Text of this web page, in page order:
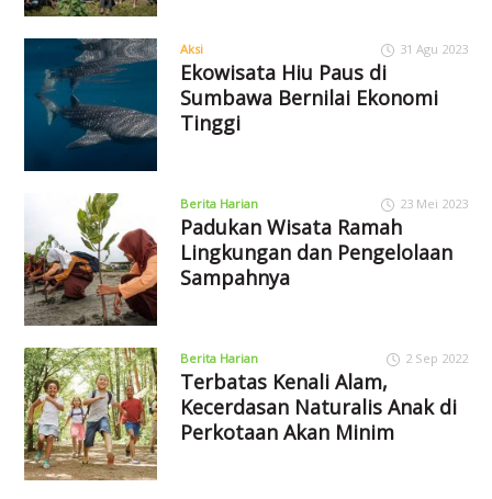
Aksi 31 Agu 2023
Ekowisata Hiu Paus di
Sumbawa Bernilai Ekonomi
Tinggi
Berita Harian 23 Mei 2023
Padukan Wisata Ramah
Lingkungan dan Pengelolaan
Sampahnya
Berita Harian 2 Sep 2022
Terbatas Kenali Alam,
Kecerdasan Naturalis Anak di
Perkotaan Akan Minim